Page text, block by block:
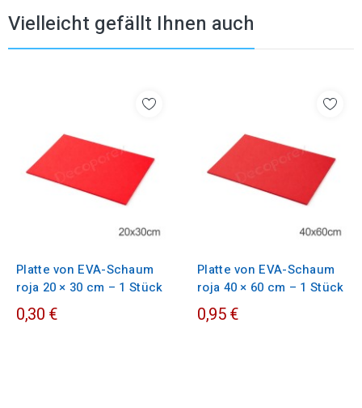
Vielleicht gefällt Ihnen auch
Platte von EVA-Schaum
roja 20 × 30 cm – 1 Stück
0,30 €
Platte von EVA-Schaum
roja 40 × 60 cm – 1 Stück
0,95 €